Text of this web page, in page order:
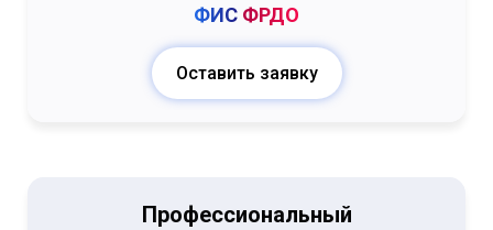
ФИС ФРДО
Оставить заявку
Профессиональный